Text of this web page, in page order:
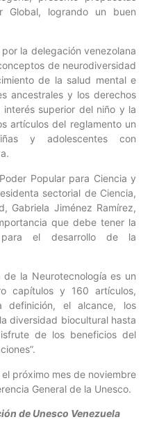
logrando un buen
la delegación venezolana
de neurodiversidad
de la salud mental e
ancestrales y los derechos
superior del niño y la
artículos del reglamento un
y adolescentes con
Popular para Ciencia y
sectorial de Ciencia,
Gabriela Jiménez Ramírez,
que debe tener la
el desarrollo de la
de la Neurotecnología es un
capítulos y 160 artículos,
definición, el alcance, los
diversidad biocultural hasta
de los beneficios del
próximo mes de noviembre
General de la Unesco.
de Unesco Venezuela